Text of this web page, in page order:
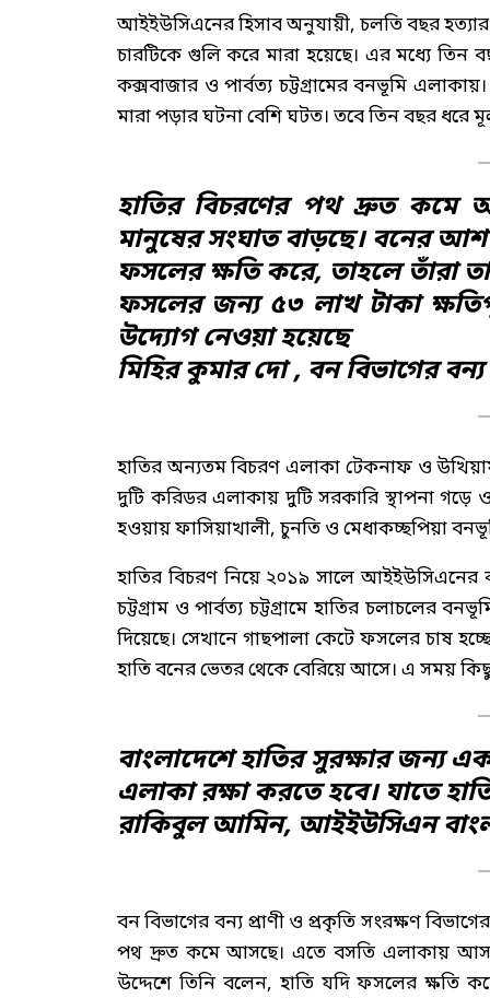
আইইউসিএনের হিসাব অনুযায়ী, চলতি বছর হত্যার
চারটিকে গুলি করে মারা হয়েছে। এর মধ্যে তিন
কক্সবাজার ও পার্বত্য চট্টগ্রামের বনভূমি
মারা পড়ার ঘটনা বেশি ঘটত। তবে তিন বছর ধরে
হাতির বিচরণের পথ দ্রুত কমে
মানুষের সংঘাত বাড়ছে। বনের
ফসলের ক্ষতি করে, তাহলে তাঁরা
ফসলের জন্য ৫৩ লাখ টাকা
উদ্যোগ নেওয়া হয়েছে
মিহির কুমার দো , বন বিভাগের
হাতির অন্যতম বিচরণ এলাকা টেকনাফ ও
দুটি করিডর এলাকায় দুটি সরকারি স্থাপনা
হওয়ায় ফাসিয়াখালী, চুনতি ও মেধাকচ্ছপিয়া
হাতির বিচরণ নিয়ে ২০১৯ সালে আইইউসিএনের
চট্টগ্রাম ও পার্বত্য চট্টগ্রামে হাতির চলাচলের
দিয়েছে। সেখানে গাছপালা কেটে ফসলের চাষ
হাতি বনের ভেতর থেকে বেরিয়ে আসে। এ সময়
বাংলাদেশে হাতির সুরক্ষার জন্য
এলাকা রক্ষা করতে হবে। যাতে
রাকিবুল আমিন, আইইউসিএন
বন বিভাগের বন্য প্রাণী ও প্রকৃতি সংরক্ষণ
পথ দ্রুত কমে আসছে। এতে বসতি এলাকায় আসা
উদ্দেশে তিনি বলেন, হাতি যদি ফসলের ক্ষতি